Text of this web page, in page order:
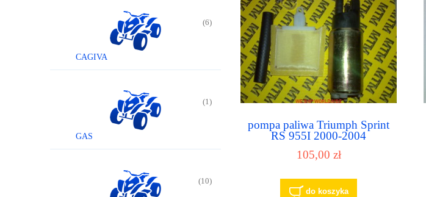
CAGIVA
(6)
GAS
(1)
(10)
pompa paliwa Triumph Sprint
RS 955I 2000-2004
105,00 zł
do koszyka